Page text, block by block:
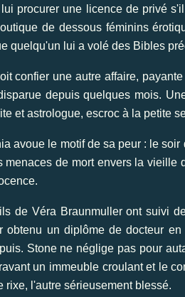
procurer une licence de privé
de dessous féminins
quelqu'un lui a volé des Bibles
confier une autre affaire,
depuis quelques mois.
et astrologue, escroc à la petite
avoue le motif de sa peur : le
menaces de mort envers la vieille
de Véra Braunmuller ont suivi
obtenu un diplôme de docteur
Stone ne néglige pas pour
un immeuble croulant et le
rixe, l'autre sérieusement blessé.